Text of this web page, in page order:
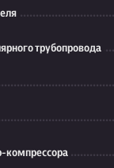
трубопровода
компрессора